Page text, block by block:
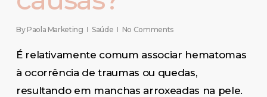
By Paola Marketing Saúde No Comments
É relativamente comum associar hematomas
à ocorrência de traumas ou quedas,
resultando em manchas arroxeadas na pele.